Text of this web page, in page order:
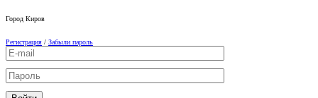
Город Киров
Регистрация / Забыли пароль